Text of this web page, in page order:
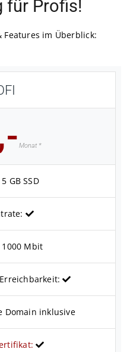
für Profis!
Features im Überblick:
Monat *
GB SSD
Mbit
Domain inklusive